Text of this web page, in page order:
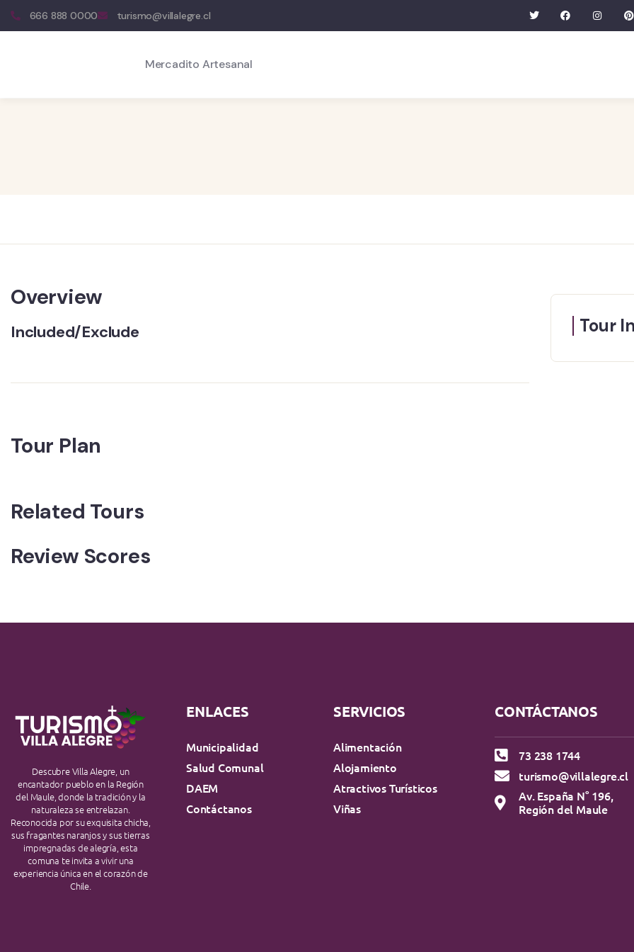
666 888 0000 turismo@villalegre.cl
Mercadito Artesanal
Overview
Included/Exclude
Tour Plan
Related Tours
Review Scores
Tour
Descubre Villa Alegre, un
encantador pueblo en la Región
del Maule, donde la tradición y la
naturaleza se entrelazan.
Reconocida por su exquisita chicha,
sus fragantes naranjos y sus tierras
impregnadas de alegría, esta
comuna te invita a vivir una
experiencia única en el corazón de
Chile.
ENLACES
Municipalidad
Salud Comunal
DAEM
Contáctanos
SERVICIOS
Alimentación
Alojamiento
Atractivos Turísticos
Viñas
CONTÁCTANOS
73 238 1744
turismo@villalegre.cl
Av. España N° 196,
Región del Maule